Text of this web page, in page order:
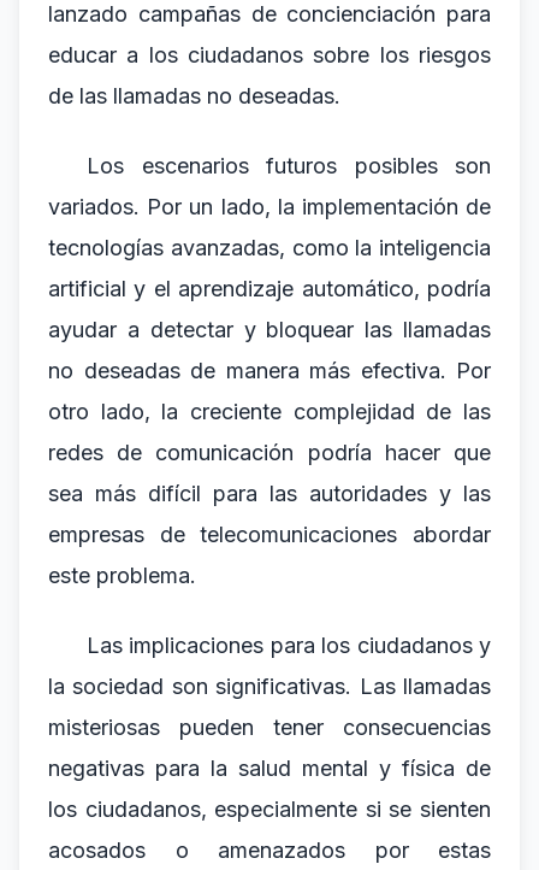
lanzado campañas de concienciación para
educar a los ciudadanos sobre los riesgos
de las llamadas no deseadas.
Los escenarios futuros posibles son
variados. Por un lado, la implementación de
tecnologías avanzadas, como la inteligencia
artificial y el aprendizaje automático, podría
ayudar a detectar y bloquear las llamadas
no deseadas de manera más efectiva. Por
otro lado, la creciente complejidad de las
redes de comunicación podría hacer que
sea más difícil para las autoridades y las
empresas de telecomunicaciones abordar
este problema.
Las implicaciones para los ciudadanos y
la sociedad son significativas. Las llamadas
misteriosas pueden tener consecuencias
negativas para la salud mental y física de
los ciudadanos, especialmente si se sienten
acosados o amenazados por estas